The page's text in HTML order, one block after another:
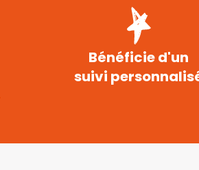
Bénéficie d'un
suivi